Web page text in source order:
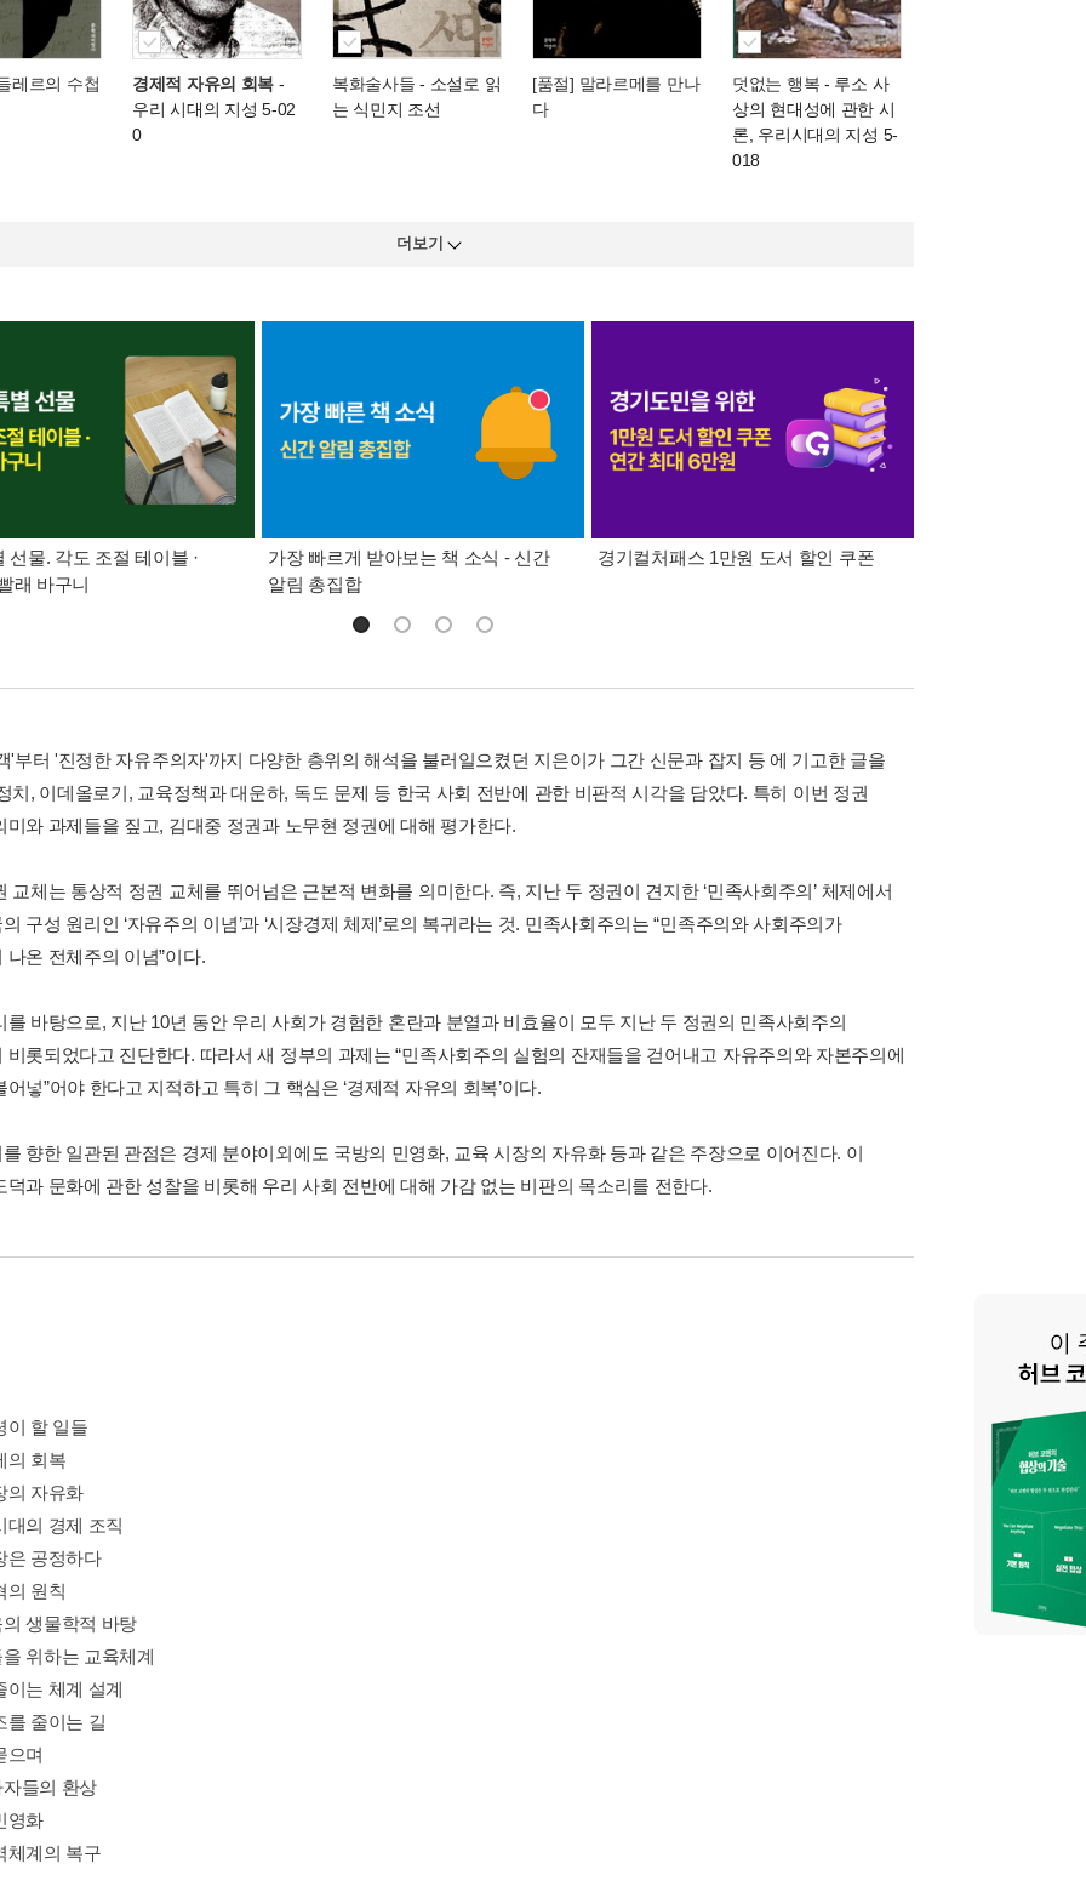
레르의 수첩 경제적 자유의 회복 -
우리 시대의 지성 5-02
0
복화술사들 - 소설로 읽
는 식민지 조선
[품절] 말라르메를 만나
다
덧없는 행복 - 루소 사
상의 현대성에 관한 시
론, 우리시대의 지성 5-
018
더보기
선물. 각도 조절 테이블 ·
래 바구니
가장 빠르게 받아보는 책 소식 - 신간
알림 총집합
경기컬처패스 1만원 도서 할인 쿠폰
'부터 '진정한 자유주의자'까지 다양한 층위의 해석을 불러일으켰던 지은이가 그간 신문과 잡지 등 에 기고한 글을
치, 이데올로기, 교육정책과 대운하, 독도 문제 등 한국 사회 전반에 관한 비판적 시각을 담았다. 특히 이번 정권
미와 과제들을 짚고, 김대중 정권과 노무현 정권에 대해 평가한다.
교체는 통상적 정권 교체를 뛰어넘은 근본적 변화를 의미한다. 즉, 지난 두 정권이 견지한 ‘민족사회주의’ 체제에서
구성 원리인 ‘자유주의 이념’과 ‘시장경제 체제’로의 복귀라는 것. 민족사회주의는 “민족주의와 사회주의가
나온 전체주의 이념”이다.
를 바탕으로, 지난 10년 동안 우리 사회가 경험한 혼란과 분열과 비효율이 모두 지난 두 정권의 민족사회주의
비롯되었다고 진단한다. 따라서 새 정부의 과제는 “민족사회주의 실험의 잔재들을 걷어내고 자유주의와 자본주의에
어넣”어야 한다고 지적하고 특히 그 핵심은 ‘경제적 자유의 회복’이다.
향한 일관된 관점은 경제 분야이외에도 국방의 민영화, 교육 시장의 자유화 등과 같은 주장으로 이어진다. 이
덕과 문화에 관한 성찰을 비롯해 우리 사회 전반에 대해 가감 없는 비판의 목소리를 전한다.
이 할 일들
의 회복
의 자유화
대의 경제 조직
은 공정하다
의 원칙
생물학적 바탕
위하는 교육체계
이는 체계 설계
를 줄이는 길
으며
들의 환상
영화
체계의 복구